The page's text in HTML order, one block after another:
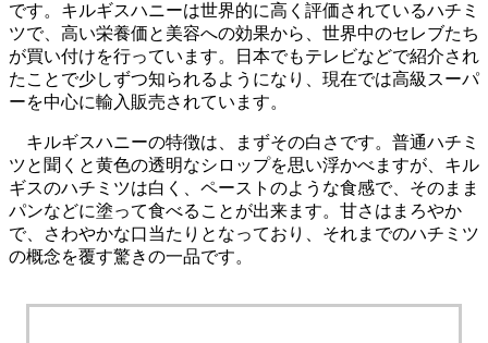
です。キルギスハニーは世界的に高く評価されているハチミ
ツで、高い栄養価と美容への効果から、世界中のセレブたち
が買い付けを行っています。日本でもテレビなどで紹介され
たことで少しずつ知られるようになり、現在では高級スーパ
ーを中心に輸入販売されています。
キルギスハニーの特徴は、まずその白さです。普通ハチミ
ツと聞くと黄色の透明なシロップを思い浮かべますが、キル
ギスのハチミツは白く、ペーストのような食感で、そのまま
パンなどに塗って食べることが出来ます。甘さはまろやか
で、さわやかな口当たりとなっており、それまでのハチミツ
の概念を覆す驚きの一品です。